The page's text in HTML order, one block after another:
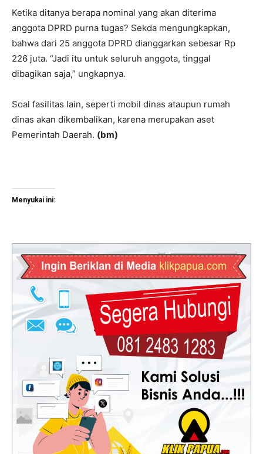
Ketika ditanya berapa nominal yang akan diterima
anggota DPRD purna tugas? Sekda mengungkapkan,
bahwa dari 25 anggota DPRD dianggarkan sebesar Rp
226 juta. “Jadi itu untuk seluruh anggota, tinggal
dibagikan saja,” ungkapnya.
Soal fasilitas lain, seperti mobil dinas ataupun rumah
dinas akan dikembalikan, karena merupakan aset
Pemerintah Daerah. (bm)
Menyukai ini: